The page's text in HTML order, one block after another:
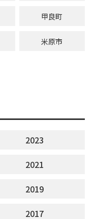
甲良町
米原市
2023
2021
2019
2017